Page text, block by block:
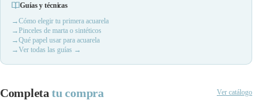
Guías y técnicas
Cómo elegir tu primera acuarela
Pinceles de marta o sintéticos
Qué papel usar para acuarela
Ver todas las guías →
Completa tu compra Ver catálogo